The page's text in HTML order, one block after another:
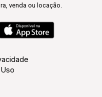
venda ou locação.